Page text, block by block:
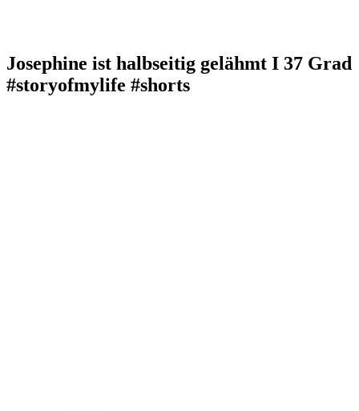
Josephine ist halbseitig gelähmt I 37 Grad
#storyofmylife #shorts